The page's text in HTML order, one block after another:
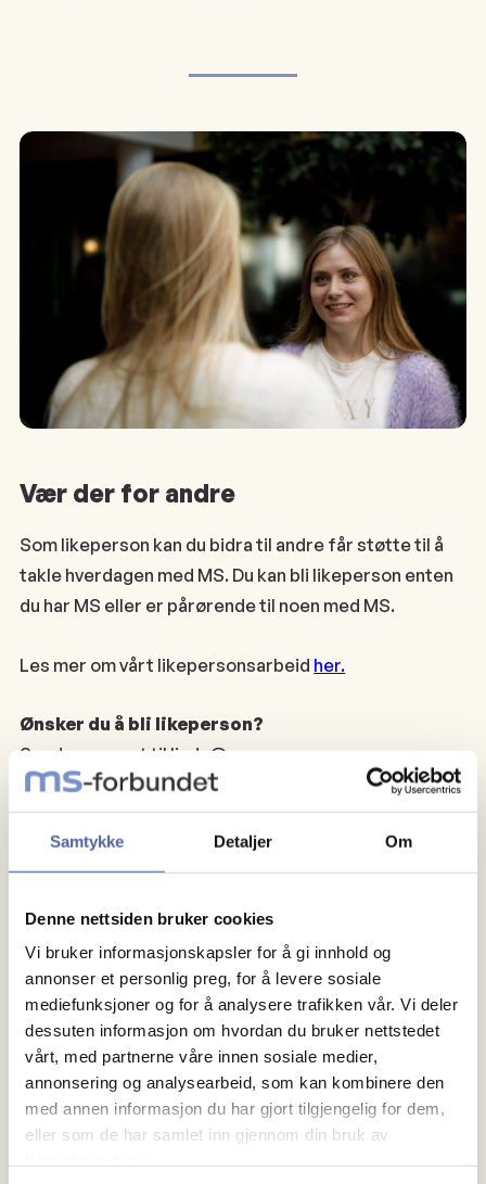
Samtykke Detaljer Om
Denne nettsiden bruker cookies
Vi bruker informasjonskapsler for å gi innhold og
annonser et personlig preg, for å levere sosiale
mediefunksjoner og for å analysere trafikken vår. Vi deler
dessuten informasjon om hvordan du bruker nettstedet
vårt, med partnerne våre innen sosiale medier,
annonsering og analysearbeid, som kan kombinere den
med annen informasjon du har gjort tilgjengelig for dem,
eller som de har samlet inn gjennom din bruk av
Vær der for andre
Som likeperson kan du bidra til andre får støtte til å
takle hverdagen med MS. Du kan bli likeperson enten
du har MS eller er pårørende til noen med MS.
Les mer om vårt likepersonsarbeid her.
Ønsker du å bli likeperson?
Send en e-post til linda@ms.no